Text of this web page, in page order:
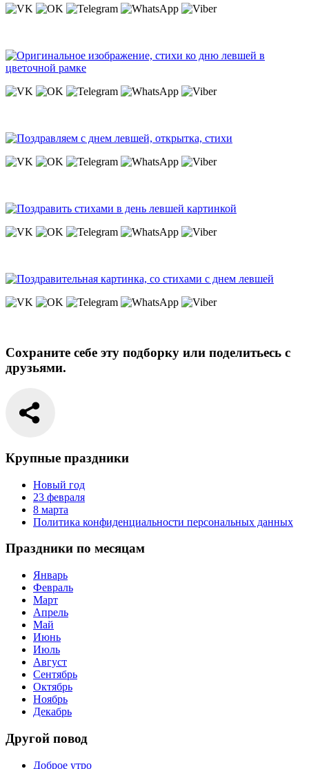
Сохраните себе эту подборку или поделитьесь с
друзьями.
Крупные праздники
Новый год
23 февраля
8 марта
Политика конфиденциальности персональных данных
Праздники по месяцам
Январь
Февраль
Март
Апрель
Май
Июнь
Июль
Август
Сентябрь
Октябрь
Ноябрь
Декабрь
Другой повод
Доброе утро